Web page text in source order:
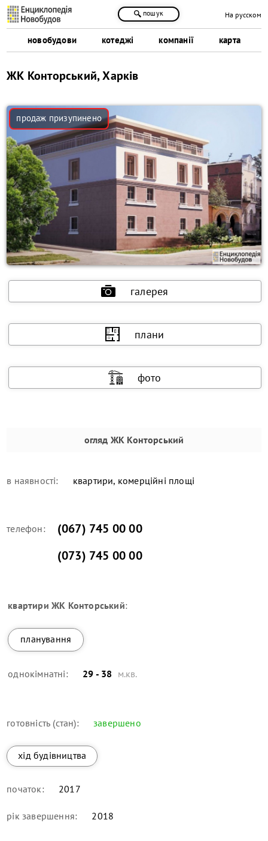
новобудови котеджі компанії карта
пошук На русском
ЖК Конторський, Харків
галерея
плани
фото
огляд ЖК Конторський
в наявності: квартири, комерційні площі
телефон:
(067) 745 00 00
(073) 745 00 00
квартири ЖК Конторський:
планування
однокімнатні: 29 - 38 м.кв.
готовність (стан): завершено
хід будівництва
початок: 2017
рік завершення: 2018